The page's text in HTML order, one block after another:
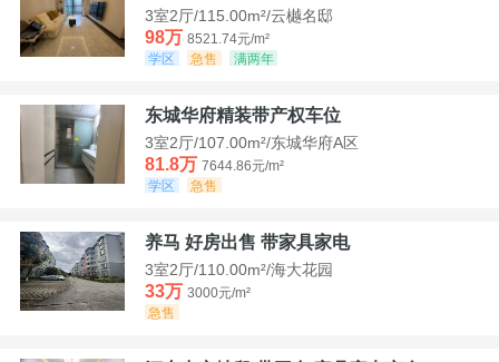
3室2厅/115.00m²/云樾名邸
98万 8521.74元/m²
学区
急售 满两年
东城华府精装带产权车位
3室2厅/107.00m²/东城华府A区
81.8万 7644.86元/m²
学区
急售
养马 好房出售 带家具家电
3室2厅/110.00m²/海大花园
33万 3000元/m²
急售